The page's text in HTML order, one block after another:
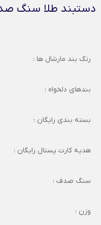
دستبند طلا سنگ
رنگ بند مارشال ها :
بندهای دلخواه :
بسته بندی رایگان :
هدیه کارت پستال رایگان :
سنگ صدف :
وزن :